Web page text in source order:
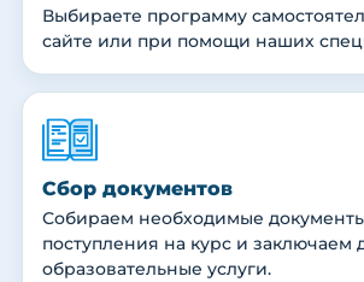
Выбираете программу
сайте или при помощи наших
Сбор документов
Собираем необходимые
поступления на курс и заключаем
образовательные услуги.